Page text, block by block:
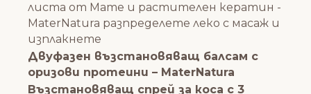
листа от Мате и растителен кератин -
MaterNatura разпределете леко с масаж и
изплакнете
Двуфазен възстановяващ балсам с
оризови протеини – MaterNatura
Възстановяващ спрей за коса с 3